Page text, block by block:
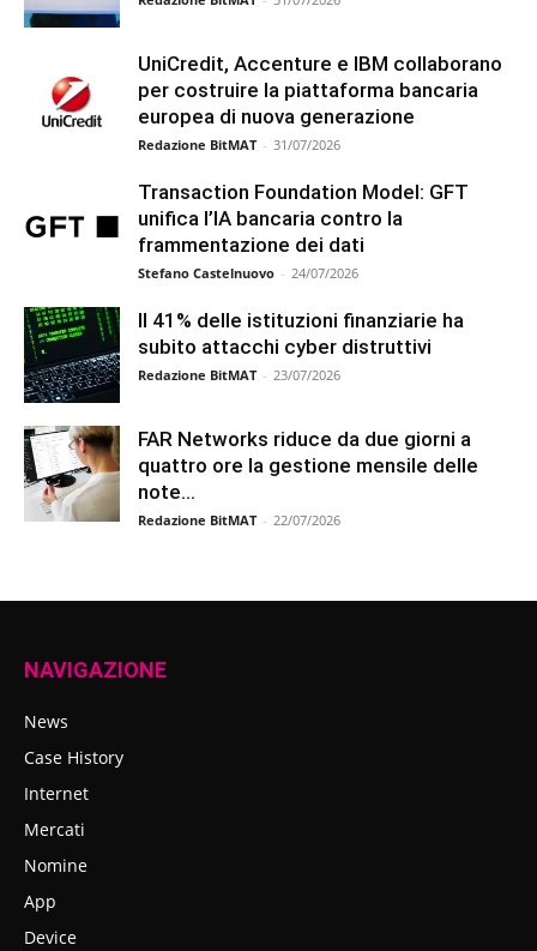
UniCredit, Accenture e IBM collaborano
per costruire la piattaforma bancaria
europea di nuova generazione
Redazione BitMAT - 31/07/2026
Transaction Foundation Model: GFT
unifica l’IA bancaria contro la
frammentazione dei dati
Stefano Castelnuovo - 24/07/2026
Il 41% delle istituzioni finanziarie ha
subito attacchi cyber distruttivi
Redazione BitMAT - 23/07/2026
FAR Networks riduce da due giorni a
quattro ore la gestione mensile delle
note...
Redazione BitMAT - 22/07/2026
NAVIGAZIONE
News
Case History
Internet
Mercati
Nomine
App
Device